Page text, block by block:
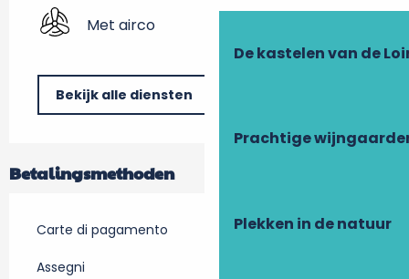
De kastelen van de
Prachtige
Plekken in de natuur
Met airco
Bekijk alle diensten
Betalingsmethoden
Carte di pagamento
Assegni